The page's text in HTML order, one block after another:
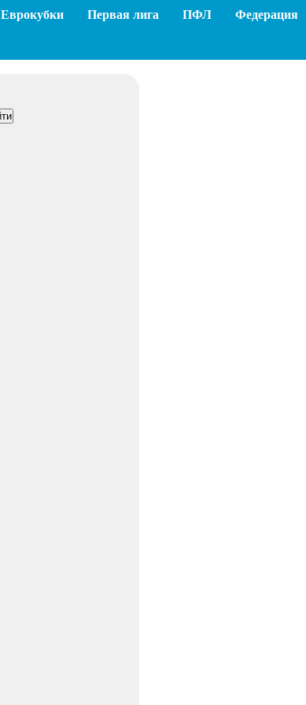
Еврокубки Первая лига ПФЛ Федерация